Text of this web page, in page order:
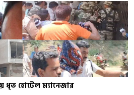
ধৃত হোটেল ম্যানেজার